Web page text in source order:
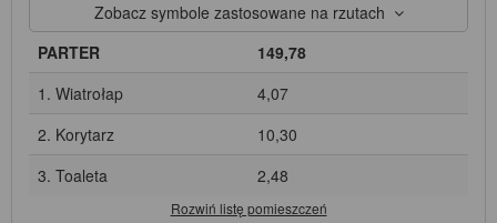
Zobacz symbole zastosowane na rzutach
PARTER
149,78
1. Wiatrołap
4,07
2. Korytarz
10,30
3. Toaleta
2,48